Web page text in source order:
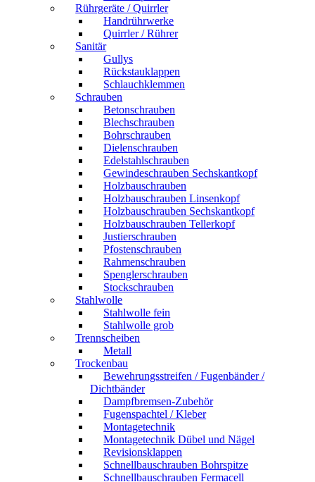
Rührgeräte / Quirrler
Handrührwerke
Quirrler / Rührer
Sanitär
Gullys
Rückstauklappen
Schlauchklemmen
Schrauben
Betonschrauben
Blechschrauben
Bohrschrauben
Dielenschrauben
Edelstahlschrauben
Gewindeschrauben Sechskantkopf
Holzbauschrauben
Holzbauschrauben Linsenkopf
Holzbauschrauben Sechskantkopf
Holzbauschrauben Tellerkopf
Justierschrauben
Pfostenschrauben
Rahmenschrauben
Spenglerschrauben
Stockschrauben
Stahlwolle
Stahlwolle fein
Stahlwolle grob
Trennscheiben
Metall
Trockenbau
Bewehrungsstreifen / Fugenbänder /
Dichtbänder
Dampfbremsen-Zubehör
Fugenspachtel / Kleber
Montagetechnik
Montagetechnik Dübel und Nägel
Revisionsklappen
Schnellbauschrauben Bohrspitze
Schnellbauschrauben Fermacell